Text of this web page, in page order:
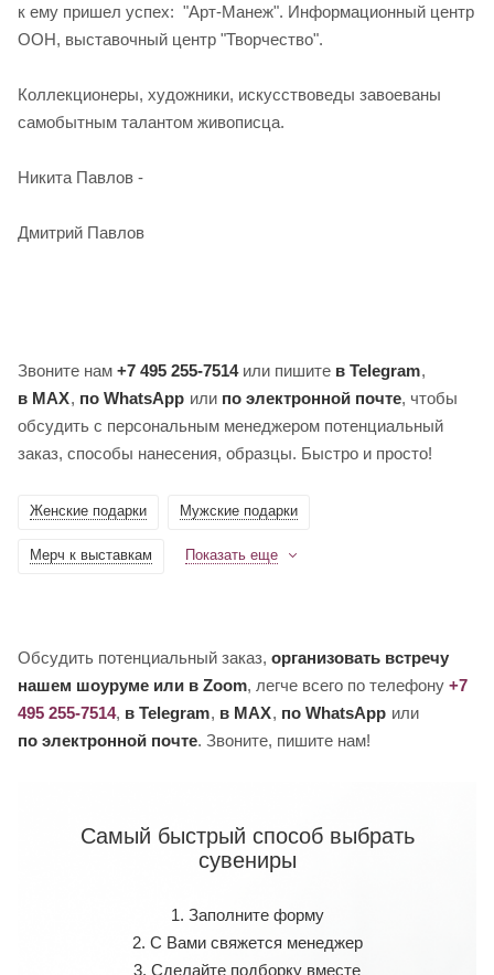
к ему пришел успех: "Арт-Манеж". Информационный центр
ООН, выставочный центр "Творчество".
Коллекционеры, художники, искусствоведы завоеваны
самобытным талантом живописца.
Никита Павлов -
Дмитрий Павлов
Звоните нам +7 495 255-7514или пишите в Telegram,
в MAX, по WhatsApp или по электронной почте, чтобы
обсудить с персональным менеджером потенциальный
заказ, способы нанесения, образцы. Быстро и просто!
Женские подарки Мужские подарки
Мерч к выставкам Показать еще
Обсудить потенциальный заказ, организовать встречу
нашем шоуруме или в Zoom, легче всего по телефону +7
495 255-7514, в Telegram, в MAX, по WhatsApp или
по электронной почте. Звоните, пишите нам!
Самый быстрый способ выбрать
сувениры
1. Заполните форму
2. С Вами свяжется менеджер
3. Сделайте подборку вместе